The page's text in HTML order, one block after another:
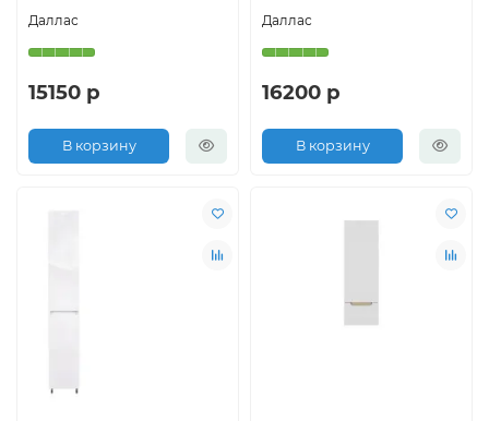
Даллас
15150 р
В корзину
Даллас
16200 р
В корзину